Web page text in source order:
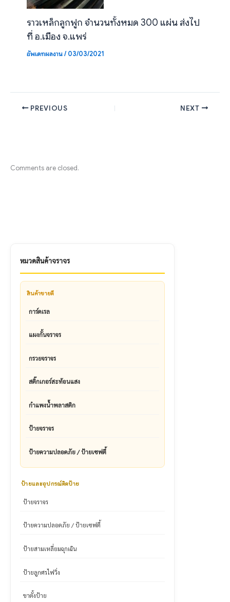
หมวดสินค้าจราจร
สินค้าขายดี
การ์ดเรล
แผงกั้นจราจร
กรวยจราจร
สติ๊กเกอร์สะท้อนแสง
กำแพงน้ำพลาสติก
ป้ายจราจร
ป้ายความปลอดภัย / ป้ายเซฟตี้
ป้ายและอุปกรณ์ติดป้าย
ป้ายจราจร
ป้ายความปลอดภัย / ป้ายเซฟตี้
ป้ายสามเหลี่ยมฉุกเฉิน
ป้ายลูกศรไฟวิ่ง
ขาตั้งป้าย
ราวเหล็กลูกฟูก จำนวนทั้งหมด 300 แผ่น ส่งไป
ที่ อ.เมือง จ.แพร่
อัพเดทผลงาน/03/03/2021
PREVIOUS NEXT
Comments are closed.